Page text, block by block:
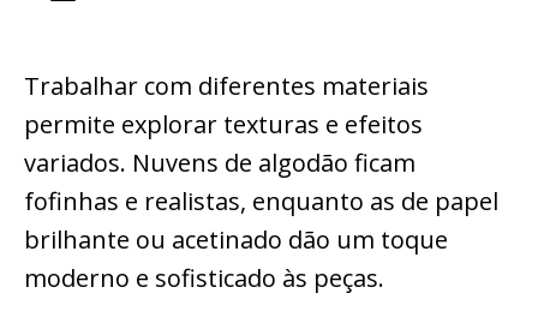
Trabalhar com diferentes materiais
permite explorar texturas e efeitos
variados. Nuvens de algodão ficam
fofinhas e realistas, enquanto as de papel
brilhante ou acetinado dão um toque
moderno e sofisticado às peças.